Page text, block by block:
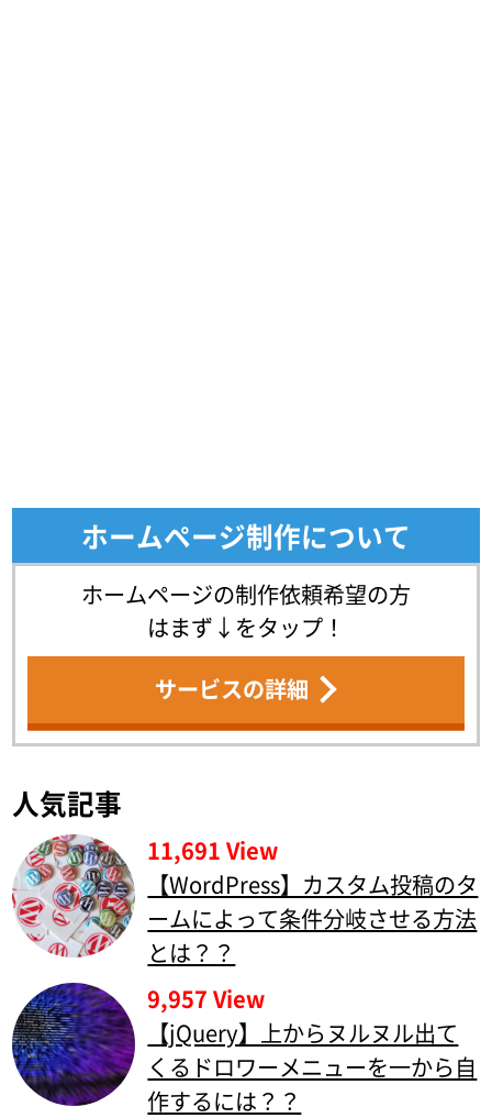
ホームページ制作について
ホームページの制作依頼希望の方
はまず↓をタップ！
サービスの詳細
人気記事
11,691 View
【WordPress】カスタム投稿のタ
ームによって条件分岐させる方法
とは？？
9,957 View
【jQuery】上からヌルヌル出て
くるドロワーメニューを一から自
作するには？？